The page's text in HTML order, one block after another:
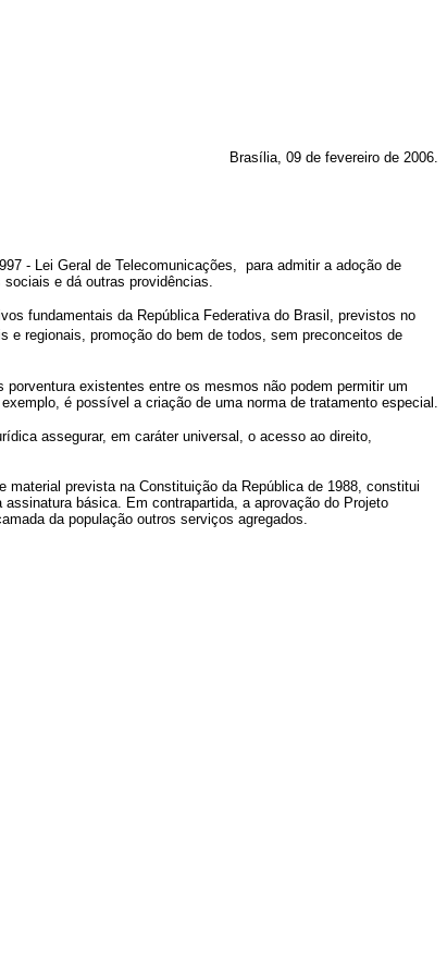
Brasília, 09 de fevereiro de 2006.
- Lei Geral de Telecomunicações,
para admitir a adoção de
e dá outras providências.
fundamentais da República Federativa do Brasil, previstos no
e regionais, promoção do bem de todos, sem preconceitos de
existentes entre os mesmos não podem permitir um
é possível a criação de uma norma de tratamento especial.
assegurar, em caráter universal, o acesso ao direito,
prevista na Constituição da República de 1988, constitui
básica. Em contrapartida, a aprovação do Projeto
da população outros serviços agregados.